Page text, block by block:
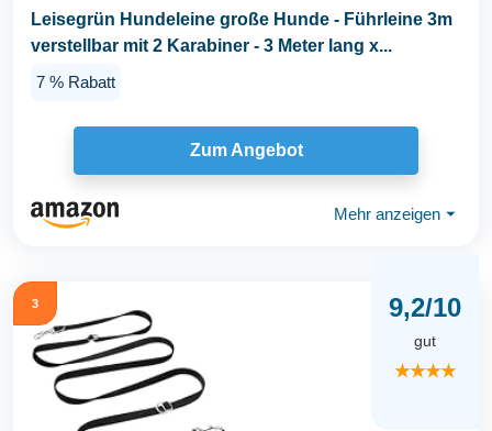
Leisegrün Hundeleine große Hunde - Führleine 3m
verstellbar mit 2 Karabiner - 3 Meter lang x...
7 % Rabatt
Zum Angebot
Mehr anzeigen ⏷
3 9,2/10
gut
★★★★